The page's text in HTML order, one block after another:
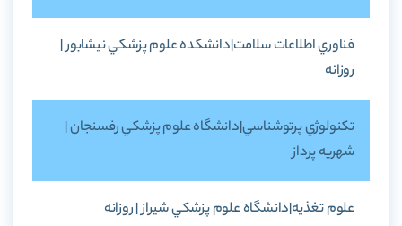
فناوري اطلاعات سلامت|دانشکده علوم پزشکي نيشابور |
روزانه
تکنولوژي پرتوشناسي|دانشگاه علوم پزشکي رفسنجان |
شهريه پرداز
علوم تغذيه|دانشگاه علوم پزشکي شيراز | روزانه